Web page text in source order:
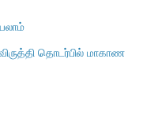
தொடர்பில் மாகாண